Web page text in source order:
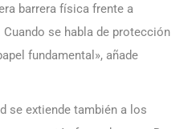
barrera física frente a
se habla de protección
fundamental», añade
se extiende también a los